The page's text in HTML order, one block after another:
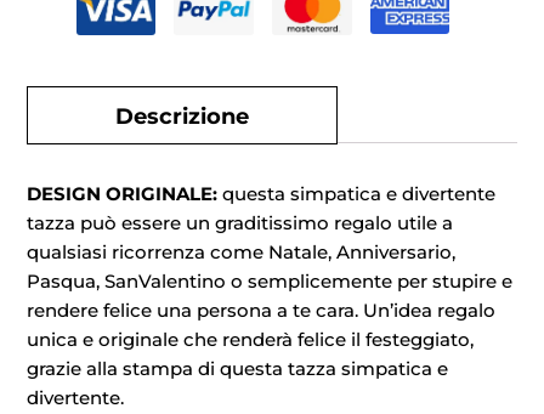
Descrizione
DESIGN ORIGINALE: questa simpatica e divertente
tazza può essere un graditissimo regalo utile a
qualsiasi ricorrenza come Natale, Anniversario,
Pasqua, SanValentino o semplicemente per stupire e
rendere felice una persona a te cara. Un’idea regalo
unica e originale che renderà felice il festeggiato,
grazie alla stampa di questa tazza simpatica e
divertente.